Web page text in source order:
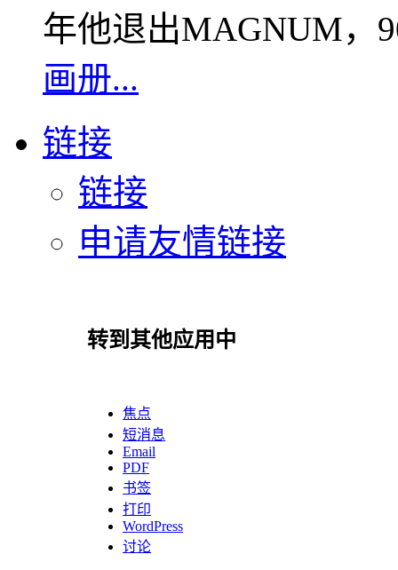
年他退出MAGNUM，
画册...
链接
链接
申请友情链接
转到其他应用中
焦点
短消息
Email
PDF
书签
打印
WordPress
讨论